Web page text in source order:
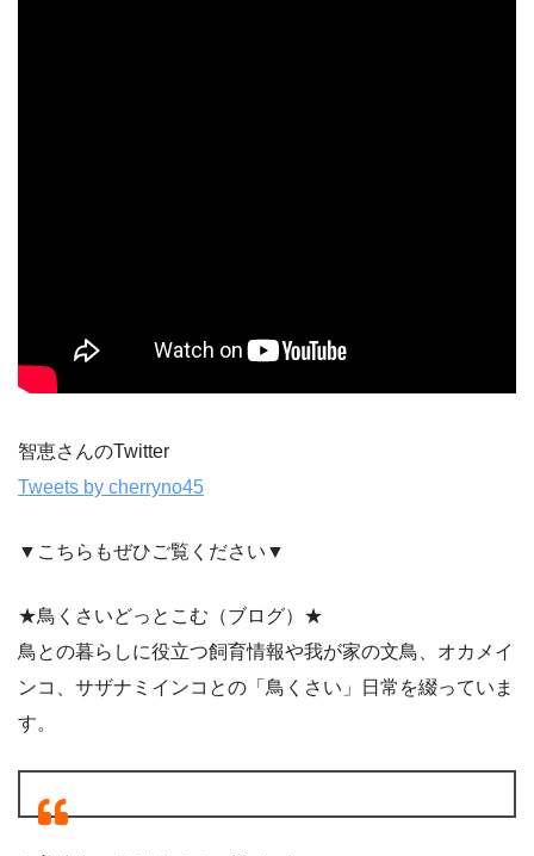
智恵さんのTwitter
Tweets by cherryno45
▼こちらもぜひご覧ください▼
★鳥くさいどっとこむ（ブログ）★
鳥との暮らしに役立つ飼育情報や我が家の文鳥、オカメイ
ンコ、サザナミインコとの「鳥くさい」日常を綴っていま
す。